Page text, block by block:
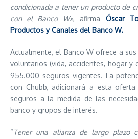
condicionada a tener un producto de
con el Banco W», afirma
Óscar
Productos y Canales del Banco W.
Actualmente, el Banco W ofrece a
voluntarios (vida, accidentes, hogar y
955.000 seguros vigentes. La
con Chubb, adicionará a esta
seguros a la medida de las
banco y grupos de interés.
“Tener una alianza de largo plazo